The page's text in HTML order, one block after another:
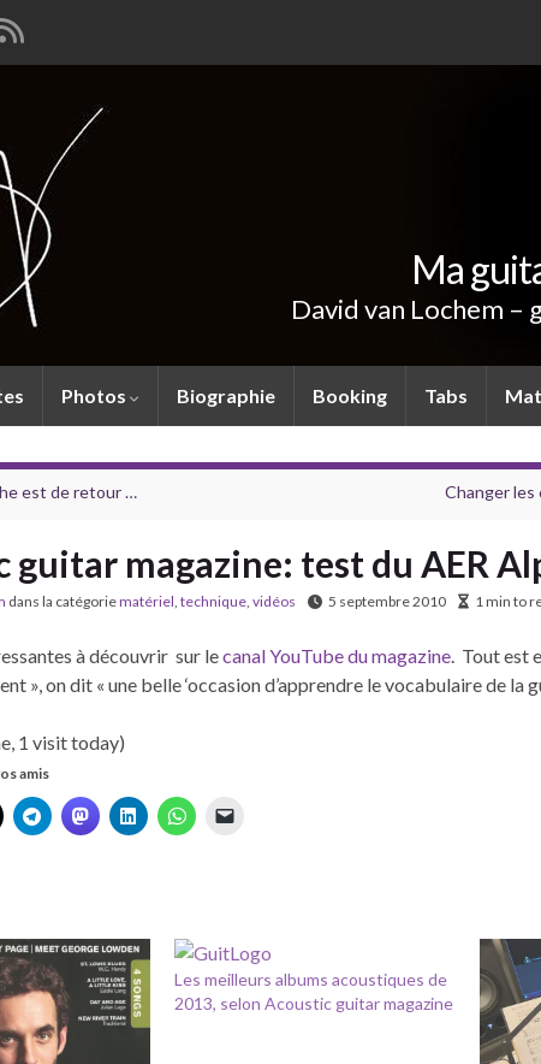
Ma
David van Lochem
Photos Biographie Booking Tabs
est de retour … Changer les
guitar magazine: test du AER
dans la catégoriematériel, technique, vidéos 5 septembre 2010 1 min to
à découvrir sur lecanal YouTube du magazine. Tout est
», on dit « une belle ‘occasion d’apprendre le vocabulaire de la
1 visit today)
amis
Les meilleurs albums acoustiques de
2013, selon Acoustic guitar magazine